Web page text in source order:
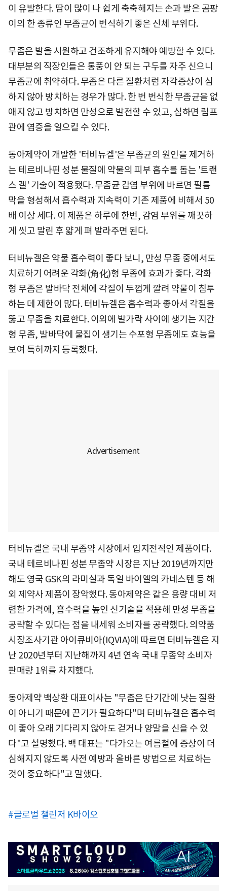
이 유발한다. 땀이 많이 나 쉽게 축축해지는 손과 발은 곰팡
이의 한 종류인 무좀균이 번식하기 좋은 신체 부위다.
무좀은 발을 시원하고 건조하게 유지해야 예방할 수 있다.
대부분의 직장인들은 통풍이 안 되는 구두를 자주 신으니
무좀균에 취약하다. 무좀은 다른 질환처럼 자각증상이 심
하지 않아 방치하는 경우가 많다. 한 번 번식한 무좀균을 없
애지 않고 방치하면 만성으로 발전할 수 있고, 심하면 림프
관에 염증을 일으킬 수 있다.
동아제약이 개발한 '터비뉴겔'은 무좀균의 원인을 제거하
는 테르비나핀 성분 물질에 약물의 피부 흡수를 돕는 '트랜
스 겔' 기술이 적용됐다. 무좀균 감염 부위에 바르면 필름
막을 형성해서 흡수력과 지속력이 기존 제품에 비해서 50
배 이상 세다. 이 제품은 하루에 한번, 감염 부위를 깨끗하
게 씻고 말린 후 얇게 펴 발라주면 된다.
터비뉴겔은 약물 흡수력이 좋다 보니, 만성 무좀 중에서도
치료하기 어려운 각화(角化)형 무좀에 효과가 좋다. 각화
형 무좀은 발바닥 전체에 각질이 두껍게 깔려 약물이 침투
하는 데 제한이 많다. 터비뉴겔은 흡수력과 좋아서 각질을
뚫고 무좀을 치료한다. 이외에 발가락 사이에 생기는 지간
형 무좀, 발바닥에 물집이 생기는 수포형 무좀에도 효능을
보여 특허까지 등록했다.
터비뉴겔은 국내 무좀약 시장에서 입지전적인 제품이다.
국내 테르비나핀 성분 무좀약 시장은 지난 2019년까지만
해도 영국 GSK의 라미실과 독일 바이엘의 카네스텐 등 해
외 제약사 제품이 장악했다. 동아제약은 같은 용량 대비 저
렴한 가격에, 흡수력을 높인 신기술을 적용해 만성 무좀을
공략할 수 있다는 점을 내세워 소비자를 공략했다. 의약품
시장조사기관 아이큐비아(IQVIA)에 따르면 터비뉴겔은 지
난 2020년부터 지난해까지 4년 연속 국내 무좀약 소비자
판매량 1위를 차지했다.
동아제약 백상환 대표이사는 "무좀은 단기간에 낫는 질환
이 아니기 때문에 끈기가 필요하다"며 터비뉴겔은 흡수력
이 좋아 오래 기다리지 않아도 걷거나 양말을 신을 수 있
다"고 설명했다. 백 대표는 "다가오는 여름철에 증상이 더
심해지지 않도록 사전 예방과 올바른 방법으로 치료하는
것이 중요하다"고 말했다.
#글로벌 챌린저 K바이오